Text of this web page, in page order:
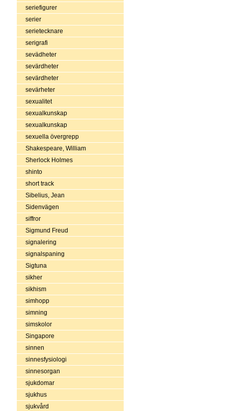
seriefigurer
serier
serietecknare
serigrafi
sevädheter
sevärdheter
sevärdheter
sevärheter
sexualitet
sexualkunskap
sexualkunskap
sexuella övergrepp
Shakespeare, William
Sherlock Holmes
shinto
short track
Sibelius, Jean
Sidenvägen
siffror
Sigmund Freud
signalering
signalspaning
Sigtuna
sikher
sikhism
simhopp
simning
simskolor
Singapore
sinnen
sinnesfysiologi
sinnesorgan
sjukdomar
sjukhus
sjukvård